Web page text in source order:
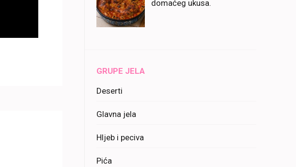
domaćeg ukusa.
GRUPE JELA
Deserti
Glavna jela
Hljeb i peciva
Pića